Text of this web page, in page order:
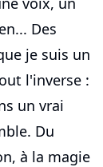
Des
je suis un
l'inverse :
un vrai
Du
à la magie